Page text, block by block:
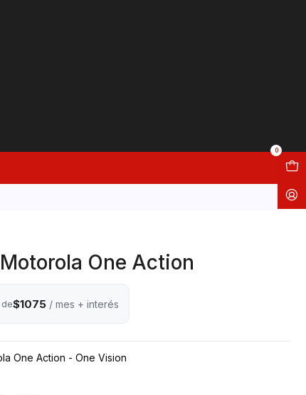
0
One Action
$1075/ mes + interés
One Action - One Vision